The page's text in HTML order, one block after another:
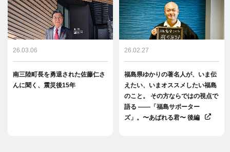
26.03.06
南三陸町長を勇退された佐藤仁さ
んに聞く、震災後15年
26.02.27
福島県ゆかりの著名人が、いま伝
えたい、いまオススメしたい福島
のこと。 その方ならではの視点で
語る ――「福島サポーター
ズ」。〜あばれる君〜 後編